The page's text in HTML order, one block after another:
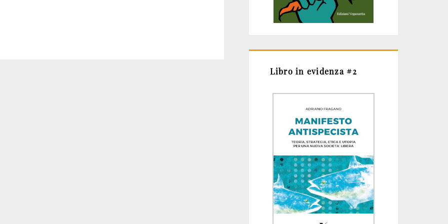
Libro in evidenza #2